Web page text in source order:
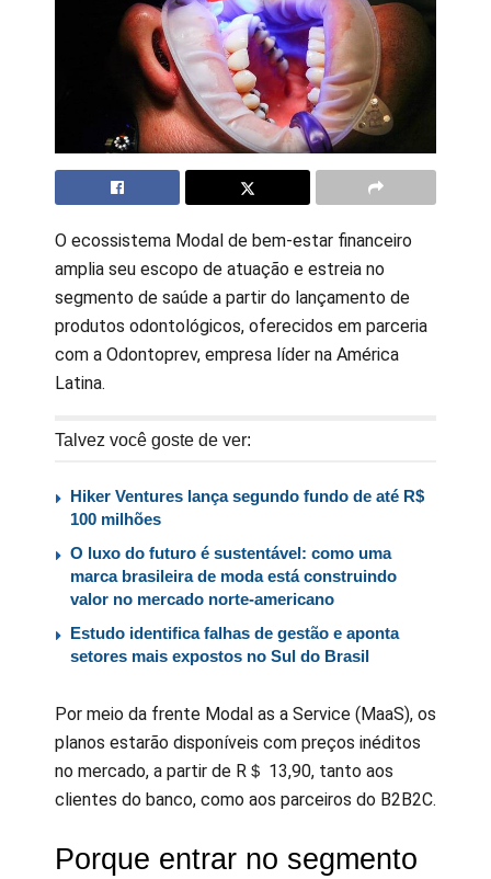
O ecossistema Modal de bem-estar financeiro
amplia seu escopo de atuação e estreia no
segmento de saúde a partir do lançamento de
produtos odontológicos, oferecidos em parceria
com a Odontoprev, empresa líder na América
Latina.
Talvez você goste de ver:
Hiker Ventures lança segundo fundo de até R$
100 milhões
O luxo do futuro é sustentável: como uma
marca brasileira de moda está construindo
valor no mercado norte-americano
Estudo identifica falhas de gestão e aponta
setores mais expostos no Sul do Brasil
Por meio da frente Modal as a Service (MaaS), os
planos estarão disponíveis com preços inéditos
no mercado, a partir de R＄ 13,90, tanto aos
clientes do banco, como aos parceiros do B2B2C.
Porque entrar no segmento